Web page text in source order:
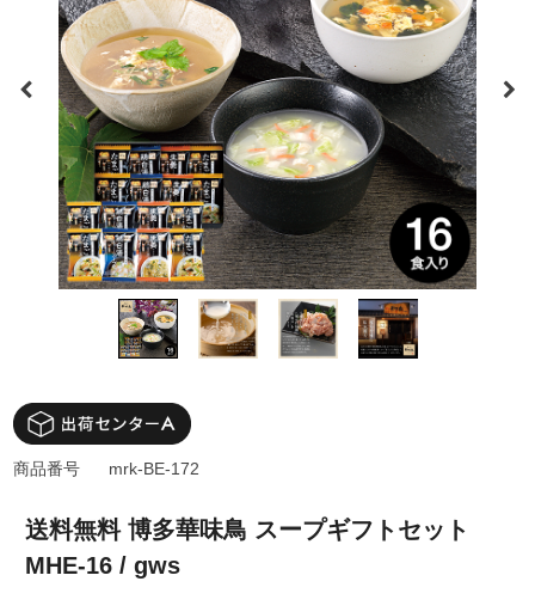
送料無料 博多華味鳥 スープギフトセット
MHE-16 / gws
商品番号 mrk-BE-172